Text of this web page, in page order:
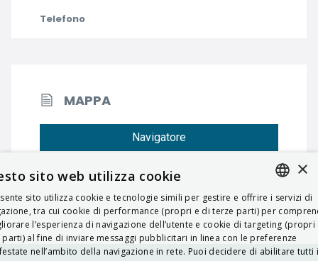
Telefono
MAPPA
Navigatore
ITALIAN
ENGLISH
FRENCH
×
sito web utilizza cookie
sito utilizza cookie e tecnologie simili per gestire e offrire i servizi di
tra cui cookie di performance (propri e di terze parti) per
l’esperienza di navigazione dell’utente e cookie di targeting (propri
parti) al fine di inviare messaggi pubblicitari in linea con le preferenze
nell’ambito della navigazione in rete. Puoi decidere di abilitare tutti i